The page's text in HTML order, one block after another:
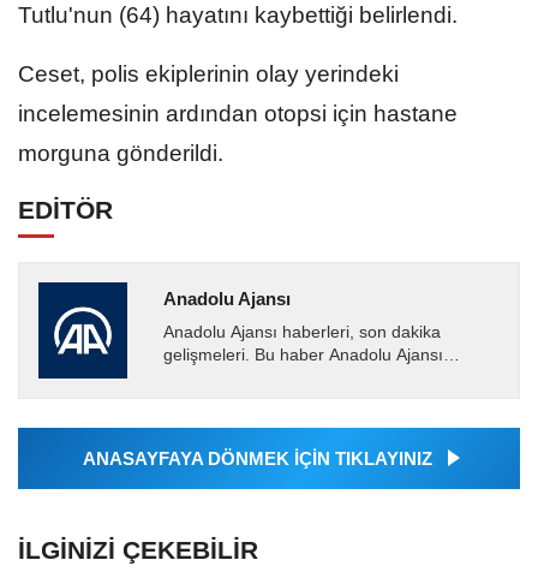
Tutlu'nun (64) hayatını kaybettiği belirlendi.
Ceset, polis ekiplerinin olay yerindeki
incelemesinin ardından otopsi için hastane
morguna gönderildi.
EDİTÖR
Anadolu Ajansı
Anadolu Ajansı haberleri, son dakika
gelişmeleri. Bu haber Anadolu Ajansı
tarafından geçilen tüm...
ANASAYFAYA DÖNMEK İÇİN TIKLAYINIZ
İLGINIZI ÇEKEBILIR